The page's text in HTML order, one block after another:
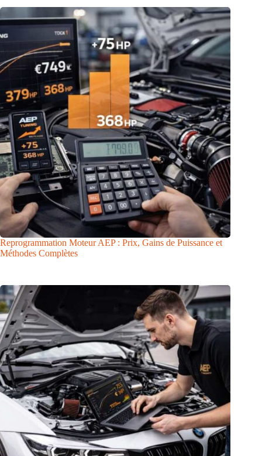
Reprogrammation Moteur AEP : Prix, Gains de Puissance et
Méthodes Complètes